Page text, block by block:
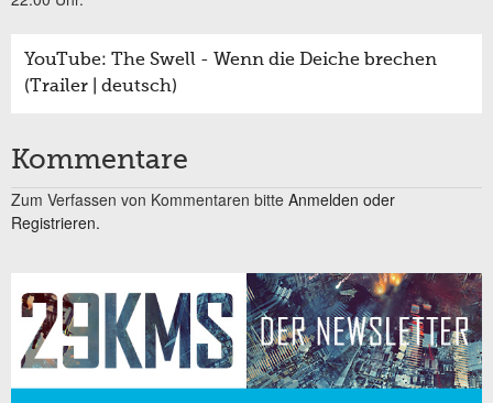
YouTube: The Swell - Wenn die Deiche brechen
(Trailer | deutsch)
Kommentare
Zum Verfassen von Kommentaren bitte Anmelden oder
Registrieren.